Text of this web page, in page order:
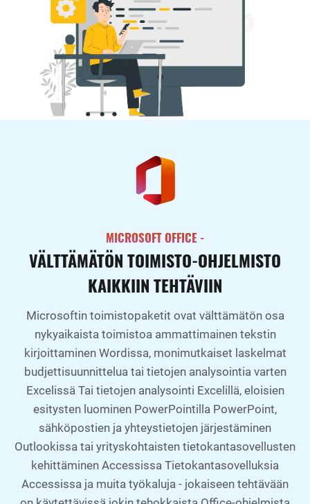
MICROSOFT OFFICE -
VÄLTTÄMÄTÖN TOIMISTO-OHJELMISTO
KAIKKIIN TEHTÄVIIN
Microsoftin toimistopaketit ovat välttämätön osa
nykyaikaista toimistoa ammattimainen tekstin
kirjoittaminen Wordissa, monimutkaiset laskelmat
budjettisuunnittelua tai tietojen analysointia varten
Excelissä Tai tietojen analysointi Excelillä, eloisien
esitysten luominen PowerPointilla PowerPoint,
sähköpostien ja yhteystietojen järjestäminen
Outlookissa tai yrityskohtaisten tietokantasovellusten
kehittäminen Accessissa Tietokantasovelluksia
Accessissa ja muita työkaluja - jokaiseen tehtävään